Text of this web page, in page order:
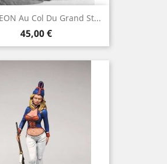
Au Col Du Grand St...
Precio
45,00 €